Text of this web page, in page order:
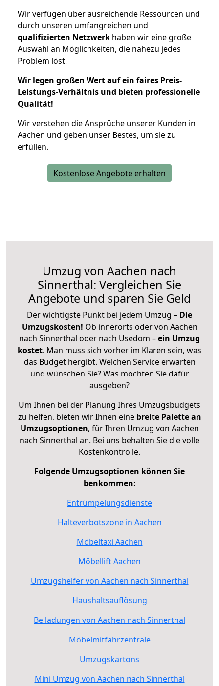
Wir verfügen über ausreichende Ressourcen und
durch unseren umfangreichen und
qualifizierten Netzwerk haben wir eine große
Auswahl an Möglichkeiten, die nahezu jedes
Problem löst.
Wir legen großen Wert auf ein faires Preis-
Leistungs-Verhältnis und bieten professionelle
Qualität!
Wir verstehen die Ansprüche unserer Kunden in
Aachen und geben unser Bestes, um sie zu
erfüllen.
Kostenlose Angebote erhalten
Umzug von Aachen nach
Sinnerthal: Vergleichen Sie
Angebote und sparen Sie Geld
Der wichtigste Punkt bei jedem Umzug – Die
Umzugskosten! Ob innerorts oder von Aachen
nach Sinnerthal oder nach Usedom –ein Umzug
kostet. Man muss sich vorher im Klaren sein, was
das Budget hergibt. Welchen Service erwarten
und wünschen Sie? Was möchten Sie dafür
ausgeben?
Um Ihnen bei der Planung Ihres Umzugsbudgets
zu helfen, bieten wir Ihnen eine breite Palette an
Umzugsoptionen, für Ihren Umzug von Aachen
nach Sinnerthal an. Bei uns behalten Sie die volle
Kostenkontrolle.
Folgende Umzugsoptionen können Sie
benkommen:
Entrümpelungsdienste
Halteverbotszone in Aachen
Möbeltaxi Aachen
Möbellift Aachen
Umzugshelfer von Aachen nach Sinnerthal
Haushaltsauflösung
Beiladungen von Aachen nach Sinnerthal
Möbelmitfahrzentrale
Umzugskartons
Mini Umzug von Aachen nach Sinnerthal